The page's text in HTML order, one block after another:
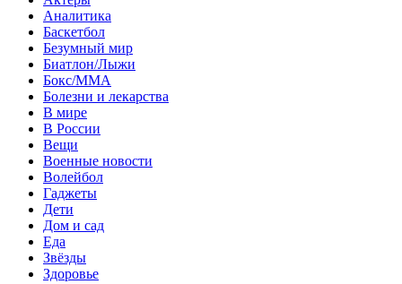
Аналитика
Баскетбол
Безумный мир
Биатлон/Лыжи
Бокс/MMA
Болезни и лекарства
В мире
В России
Вещи
Военные новости
Волейбол
Гаджеты
Дети
Дом и сад
Еда
Звёзды
Здоровье